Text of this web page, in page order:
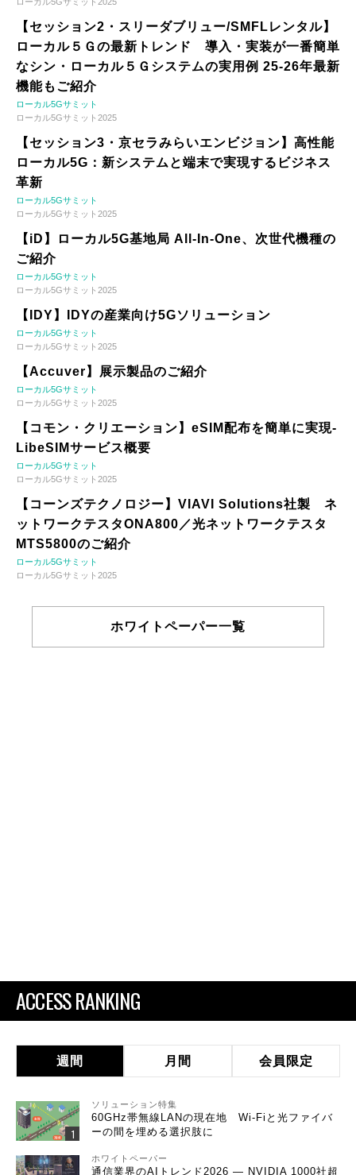
【セッション2・スリーダブリュー/SMFLレンタル】
ローカル５Ｇの最新トレンド 導入・実装が一番簡単
なシン・ローカル５Ｇシステムの実用例 25-26年最新
機能もご紹介
ローカル5Gサミット
ローカル5Gサミット2025
【セッション3・京セラみらいエンビジョン】高性能
ローカル5G：新システムと端末で実現するビジネス
革新
ローカル5Gサミット
ローカル5Gサミット2025
【iD】ローカル5G基地局 All-In-One、次世代機種の
ご紹介
ローカル5Gサミット
ローカル5Gサミット2025
【IDY】IDYの産業向け5Gソリューション
ローカル5Gサミット
ローカル5Gサミット2025
【Accuver】展示製品のご紹介
ローカル5Gサミット
ローカル5Gサミット2025
【コモン・クリエーション】eSIM配布を簡単に実現-
LibeSIMサービス概要
ローカル5Gサミット
ローカル5Gサミット2025
【コーンズテクノロジー】VIAVI Solutions社製 ネ
ットワークテスタONA800／光ネットワークテスタ
MTS5800のご紹介
ローカル5Gサミット
ローカル5Gサミット2025
ホワイトペーパー一覧
ACCESS RANKING
週間 月間 会員限定
ソリューション特集
60GHz帯無線LANの現在地 Wi-Fiと光ファイバ
ーの間を埋める選択肢に
ホワイトペーパー
通信業界のAIトレンド2026 ― NVIDIA 1000社超